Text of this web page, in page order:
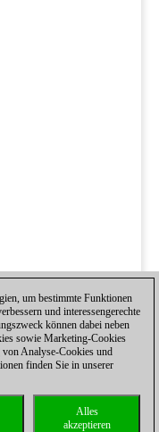
um bestimmte Funktionen
und interessengerechte
können dabei neben
sowie Marketing-Cookies
Analyse-Cookies und
finden Sie in unserer
Alles
akzeptieren